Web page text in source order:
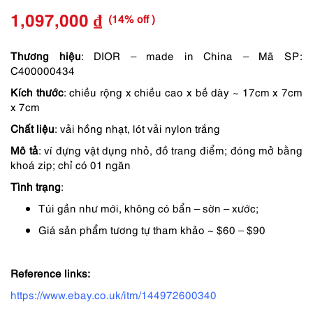
Giá
gốc
1,290,000 ₫.
1,097,000 ₫
Giá
hiện
là:
1,097,000 ₫.
(14% off )
Thương hiệu: DIOR – made in China – Mã SP:
C400000434
Kích thước: chiều rộng x chiều cao x bề dày ~ 17cm x 7cm
x 7cm
Chất liệu: vải hồng nhạt, lót vải nylon trắng
Mô tả: ví đựng vật dụng nhỏ, đồ trang điểm; đóng mở bằng
khoá zip; chỉ có 01 ngăn
Tình trạng:
Túi gần như mới, không có bẩn – sờn – xước;
Giá sản phẩm tương tự tham khảo ~ $60 – $90
Reference links:
https://www.ebay.co.uk/itm/144972600340